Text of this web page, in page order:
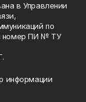
в Управлении
по
номер ПИ № ТУ
информации